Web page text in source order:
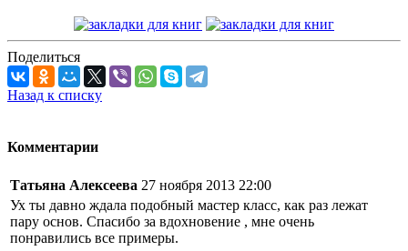
Поделиться
Назад к списку
Комментарии
Татьяна Алексеева 27 ноября 2013 22:00
Ух ты давно ждала подобный мастер класс, как раз лежат
пару основ. Спасибо за вдохновение , мне очень
понравились все примеры.